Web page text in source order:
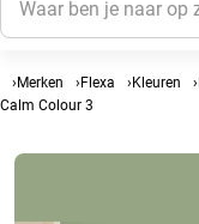
Merken Flexa Kleuren
Calm Colour 3